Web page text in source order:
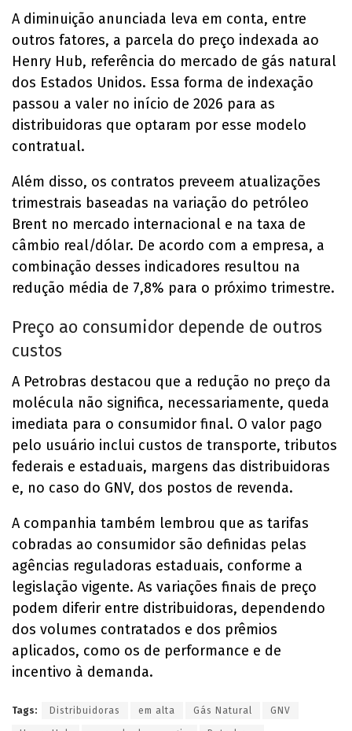
A diminuição anunciada leva em conta, entre
outros fatores, a parcela do preço indexada ao
Henry Hub, referência do mercado de gás natural
dos Estados Unidos. Essa forma de indexação
passou a valer no início de 2026 para as
distribuidoras que optaram por esse modelo
contratual.
Além disso, os contratos preveem atualizações
trimestrais baseadas na variação do petróleo
Brent no mercado internacional e na taxa de
câmbio real/dólar. De acordo com a empresa, a
combinação desses indicadores resultou na
redução média de 7,8% para o próximo trimestre.
Preço ao consumidor depende de outros
custos
A Petrobras destacou que a redução no preço da
molécula não significa, necessariamente, queda
imediata para o consumidor final. O valor pago
pelo usuário inclui custos de transporte, tributos
federais e estaduais, margens das distribuidoras
e, no caso do GNV, dos postos de revenda.
A companhia também lembrou que as tarifas
cobradas ao consumidor são definidas pelas
agências reguladoras estaduais, conforme a
legislação vigente. As variações finais de preço
podem diferir entre distribuidoras, dependendo
dos volumes contratados e dos prêmios
aplicados, como os de performance e de
incentivo à demanda.
Tags: Distribuidoras em alta Gás Natural GNV